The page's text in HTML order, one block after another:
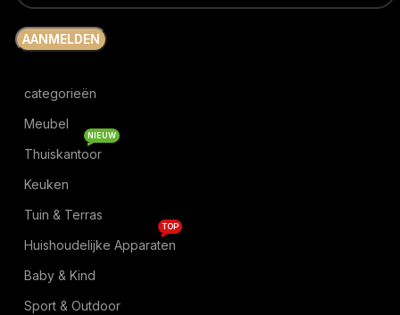
categorieën
Meubel
Thuiskantoor
NIEUW
Keuken
Tuin & Terras
Huishoudelijke Apparaten
TOP
Baby & Kind
Sport & Outdoor